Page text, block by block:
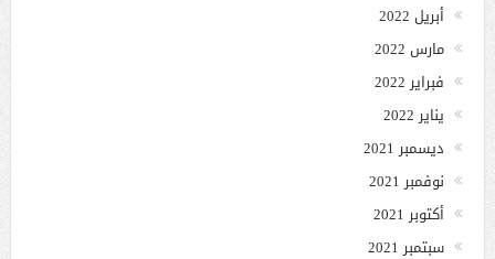
أبريل 2022
مارس 2022
فبراير 2022
يناير 2022
ديسمبر 2021
نوفمبر 2021
أكتوبر 2021
سبتمبر 2021